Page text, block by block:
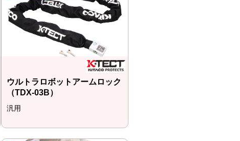
ウルトラロボットアームロック
（TDX-03B）
汎用